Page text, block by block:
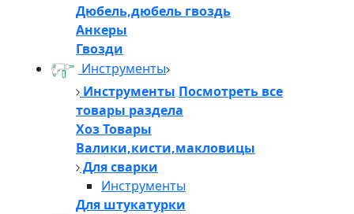
Дюбель,дюбель гвоздь
Анкеры
Гвозди
Инструменты
Инструменты Посмотреть все
товары раздела
Хоз Товары
Валики,кисти,макловицы
Для сварки
Инструменты
Для штукатурки